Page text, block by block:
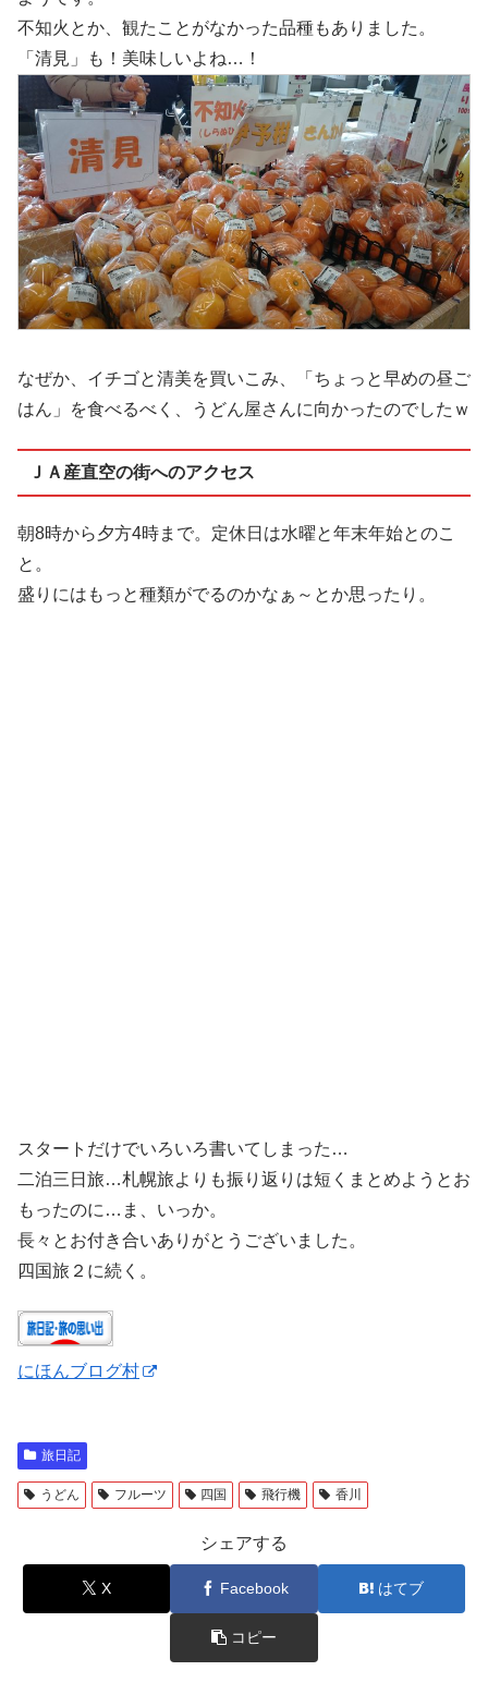
不知火とか、観たことがなかった品種もありました。
「清見」も！美味しいよね…！
なぜか、イチゴと清美を買いこみ、「ちょっと早めの昼ご
はん」を食べるべく、うどん屋さんに向かったのでしたｗ
ＪＡ産直空の街へのアクセス
朝8時から夕方4時まで。定休日は水曜と年末年始とのこ
と。
盛りにはもっと種類がでるのかなぁ～とか思ったり。
スタートだけでいろいろ書いてしまった…
二泊三日旅…札幌旅よりも振り返りは短くまとめようとお
もったのに…ま、いっか。
長々とお付き合いありがとうございました。
四国旅２に続く。
にほんブログ村
旅日記
うどん フルーツ 四国 飛行機 香川
シェアする
X Facebook はてブ
コピー